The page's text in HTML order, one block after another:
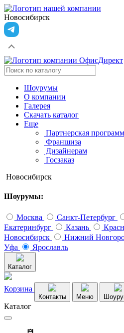
Новосибирск
Шоурумы
О компании
Галерея
Скачать каталог
Еще
Партнерская
Франшиза
Дизайнерам
Госзаказ
Новосибирск
Шоурумы:
Москва Санкт-Петербург
Екатеринбург
Казань
Новосибирск
Нижний
Уфа
Ярославль
Каталог
Корзина
Контакты Меню
Каталог